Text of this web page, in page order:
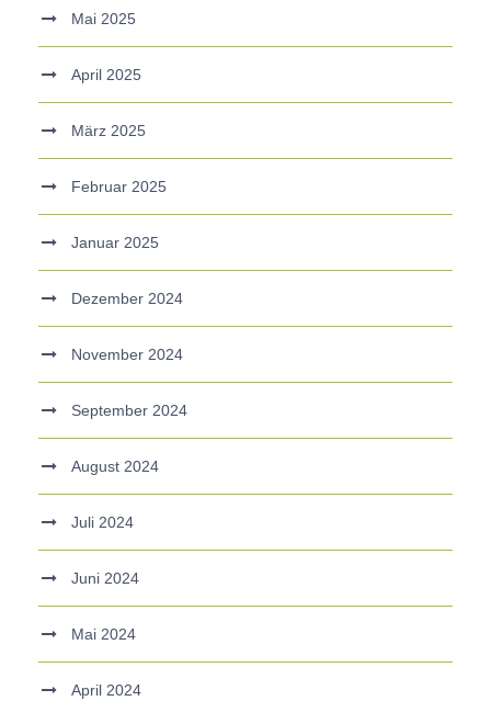
Mai 2025
April 2025
März 2025
Februar 2025
Januar 2025
Dezember 2024
November 2024
September 2024
August 2024
Juli 2024
Juni 2024
Mai 2024
April 2024